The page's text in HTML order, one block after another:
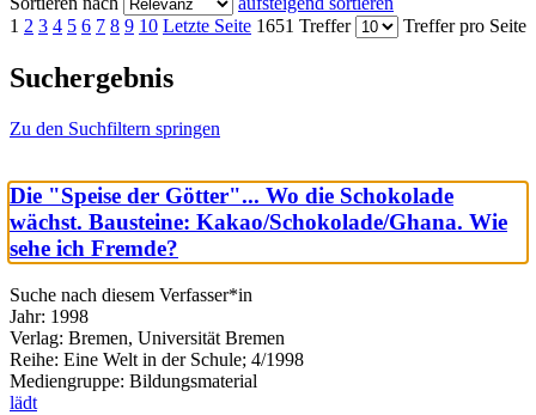
1 2 3 4 5 6 7 8 9 10 Letzte Seite 1651 Treffer Treffer pro Seite
Suchergebnis
Zu den Suchfiltern springen
Die "Speise der Götter"... Wo die Schokolade
wächst. Bausteine: Kakao/Schokolade/Ghana. Wie
sehe ich Fremde?
Suche nach diesem Verfasser*in
Jahr: 1998
Verlag: Bremen, Universität Bremen
Reihe: Eine Welt in der Schule; 4/1998
Mediengruppe: Bildungsmaterial
lädt